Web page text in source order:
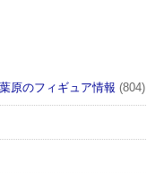
原のフィギュア情報 (804)